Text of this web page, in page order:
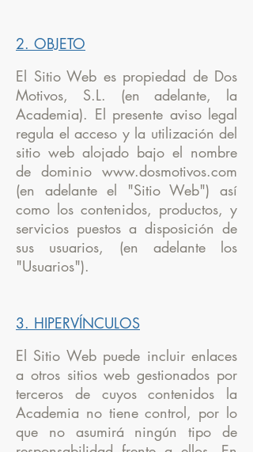
2. OBJETO
El Sitio Web es propiedad de Dos
Motivos, S.L. (en adelante, la
Academia). El presente aviso legal
regula el acceso y la utilización del
sitio web alojado bajo el nombre
de dominio www.dosmotivos.com
(en adelante el "Sitio Web") así
como los contenidos, productos, y
servicios puestos a disposición de
sus usuarios, (en adelante los
"Usuarios").
3. HIPERVÍNCULOS
El Sitio Web puede incluir enlaces
a otros sitios web gestionados por
terceros de cuyos contenidos la
Academia no tiene control, por lo
que no asumirá ningún tipo de